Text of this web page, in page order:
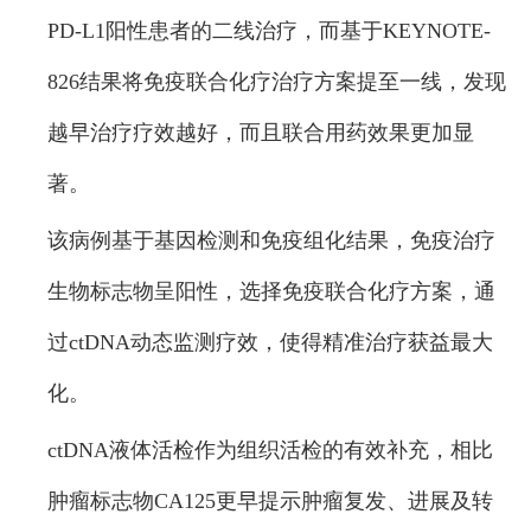
PD-L1阳性患者的二线治疗，而基于KEYNOTE-
826结果将免疫联合化疗治疗方案提至一线，发现
越早治疗疗效越好，而且联合用药效果更加显
著。
该病例基于基因检测和免疫组化结果，免疫治疗
生物标志物呈阳性，选择免疫联合化疗方案，通
过ctDNA动态监测疗效，使得精准治疗获益最大
化。
ctDNA液体活检作为组织活检的有效补充，相比
肿瘤标志物CA125更早提示肿瘤复发、进展及转